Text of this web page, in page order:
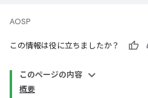
AOSP
この情報は役に立ちましたか？
このページの内容
概要